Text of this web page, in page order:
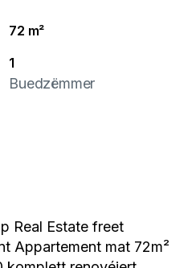
72 m²
1
Buedzëmmer
Real Estate freet
Appartement mat 72m²